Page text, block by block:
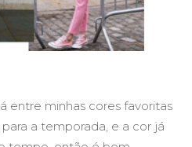
entre minhas cores favoritas
a temporada, e a cor já